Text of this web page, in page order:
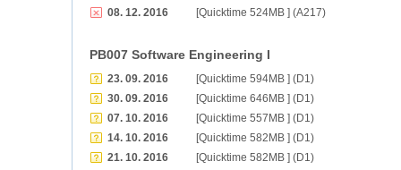
08. 12. 2016
[Quicktime 524MB ] (A217)
PB007 Software Engineering I
23. 09. 2016
[Quicktime 594MB ] (D1)
30. 09. 2016
[Quicktime 646MB ] (D1)
07. 10. 2016
[Quicktime 557MB ] (D1)
14. 10. 2016
[Quicktime 582MB ] (D1)
21. 10. 2016
[Quicktime 582MB ] (D1)